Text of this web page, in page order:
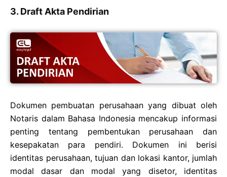
3. Draft Akta Pendirian
Dokumen pembuatan perusahaan yang dibuat oleh
Notaris dalam Bahasa Indonesia mencakup informasi
penting tentang pembentukan perusahaan dan
kesepakatan para pendiri. Dokumen ini berisi
identitas perusahaan, tujuan dan lokasi kantor, jumlah
modal dasar dan modal yang disetor, identitas